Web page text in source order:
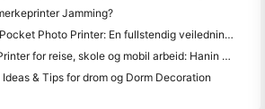
Jamming?
Hvordan du velger en Pocket Photo Printer: En fullstendig veiledning for journalistering, reise og iPhone brukere
Best Inkless Portable Printer for reise, skole og mobil arbeid: Hanin MT620 Pro-review
& Tips for drom og Dorm Decoration